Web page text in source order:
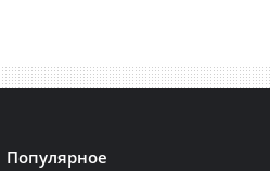
Популярное